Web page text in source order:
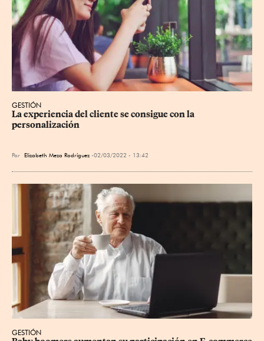
GESTIÓN
La experiencia del cliente se consigue con la
personalización
Por Elizabeth Meza Rodríguez 02/03/2022 - 13:42
GESTIÓN